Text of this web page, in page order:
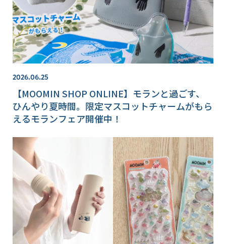
2026.06.25
【MOOMIN SHOP ONLINE】モランと過ごす、
ひんやり夏時間。限定マスコットチャームがもら
えるモランフェア開催中！